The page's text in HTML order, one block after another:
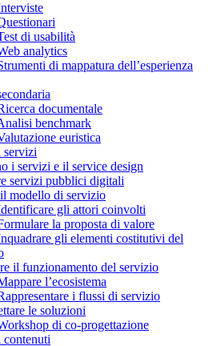
di usabilità
analytics
di mappatura dell’esperienza
documentale
benchmark
euristica
servizi
i servizi e il service design
servizi pubblici digitali
modello di servizio
gli attori coinvolti
la proposta di valore
gli elementi costitutivi del
il funzionamento del servizio
l’ecosistema
i flussi di servizio
le soluzioni
di co-progettazione
contenuti